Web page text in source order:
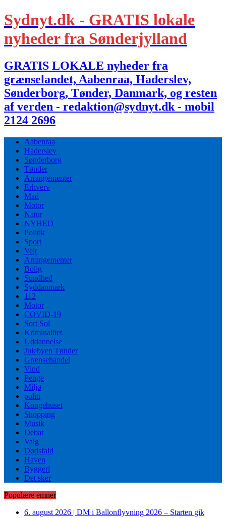
Sydnyt.dk - GRATIS lokale
nyheder fra Sønderjylland
GRATIS LOKALE nyheder fra
grænselandet, Aabenraa, Haderslev,
Sønderborg, Tønder, Danmark, og resten
af verden - redaktion@sydnyt.dk - mobil
2124 2696
Aabenraa
Haderslev
Sønderborg
Tønder
Arrangementer
Erhverv
Mad
Motor
Natur
NYHED
Politik
Sport
Vejr
Arrangementer
Bolig
Sundhed
Syddanmark
112
Motor
COVID-19
Sort Sol
Kriminalitet
Uddannelse
Julebyen Tønder
Grænsehandel
Vind
Penge
Miljø
politi
Kongehuset
Shopping
Musik
Debat
Valg
Dødsfald
Haven
Byggeri
Det sker
Populære emner
6. august 2026 | DM i Ballonflyvning 2026 – Starten gik